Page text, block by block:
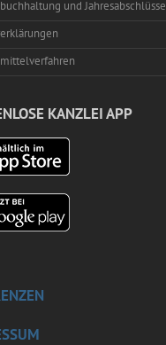
und Jahresabschlüsse
KANZLEI APP